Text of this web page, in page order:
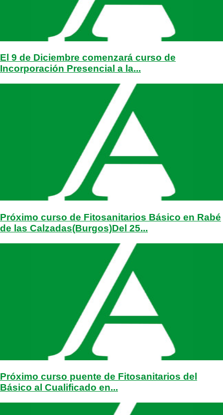
El 9 de Diciembre comenzará curso de
Incorporación Presencial a la...
Próximo curso de Fitosanitarios Básico en Rabé
de las Calzadas(Burgos)Del 25...
Próximo curso puente de Fitosanitarios del
Básico al Cualificado en...